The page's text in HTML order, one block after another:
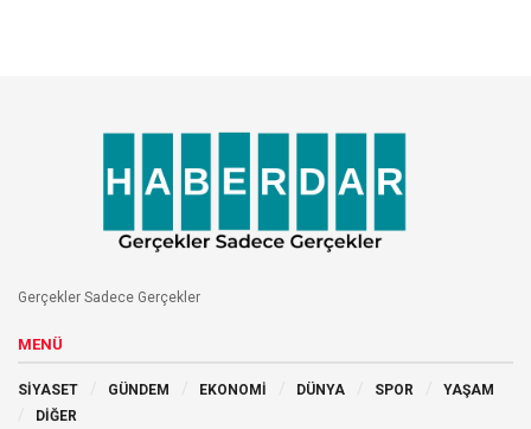
SİYASET
Akşener'den Pınar Gültekin
kararına tepki: Kadın katillerine
cesaret veriyorlar, sapıkları
yüreklendiriyorlar; yuh olsun,
yazıklar olsun hepinize!